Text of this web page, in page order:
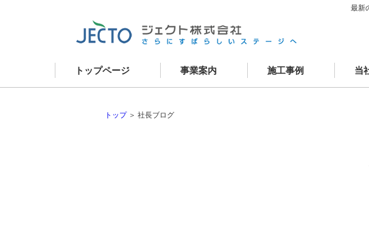
最新
トップページ 事業案内
資産コンサルティング
建築事業
施工事例
新築施工事例
リニューアル施工事例
当
トップ＞ 社長ブログ